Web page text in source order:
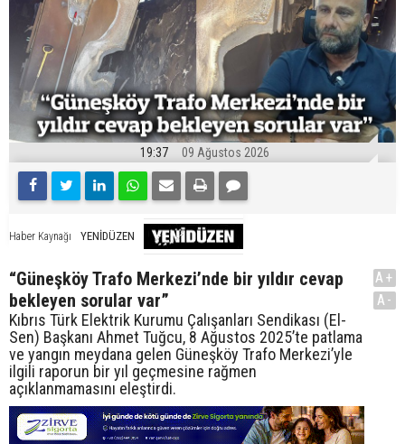
19:37 09 Ağustos 2026
Haber Kaynağı YENİDÜZEN
“Güneşköy Trafo Merkezi’nde bir yıldır cevap
bekleyen sorular var”
Kıbrıs Türk Elektrik Kurumu Çalışanları Sendikası (El-
Sen) Başkanı Ahmet Tuğcu, 8 Ağustos 2025’te patlama
ve yangın meydana gelen Güneşköy Trafo Merkezi’yle
ilgili raporun bir yıl geçmesine rağmen
açıklanmamasını eleştirdi.
A+
A-